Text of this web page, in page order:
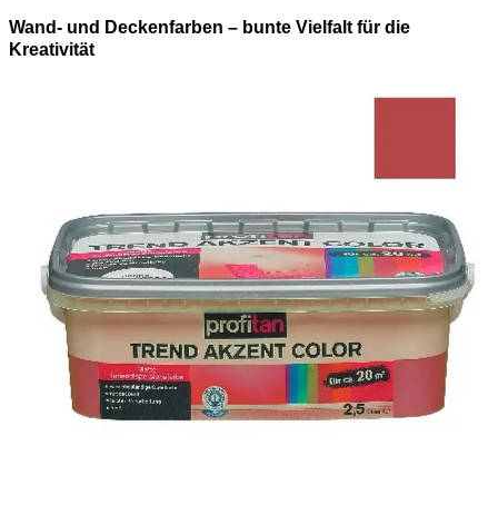
Wand- und Deckenfarben – bunte Vielfalt für die
Kreativität